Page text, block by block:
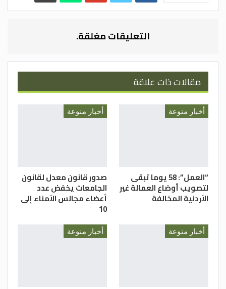
التعليقات مغلقة.
مقالات ذات علاقة
أخبار منوعة
“العمل”: 58 يوما تبقى
لتصويب أوضاع العمالة غير
الأردنية المخالفة
أخبار منوعة
صدور قانون معدل لقانون
الجامعات يخفض عدد
أعضاء مجالس الأمناء إلى
10
أخبار منوعة أخبار منوعة